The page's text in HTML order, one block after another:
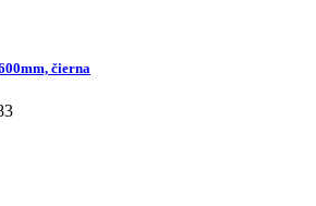
čierna